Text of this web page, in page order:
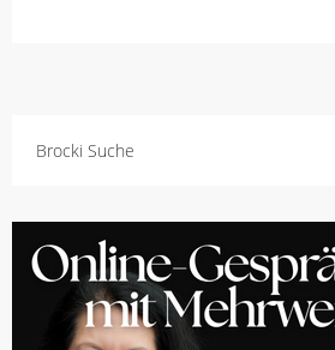
Brocki Suche